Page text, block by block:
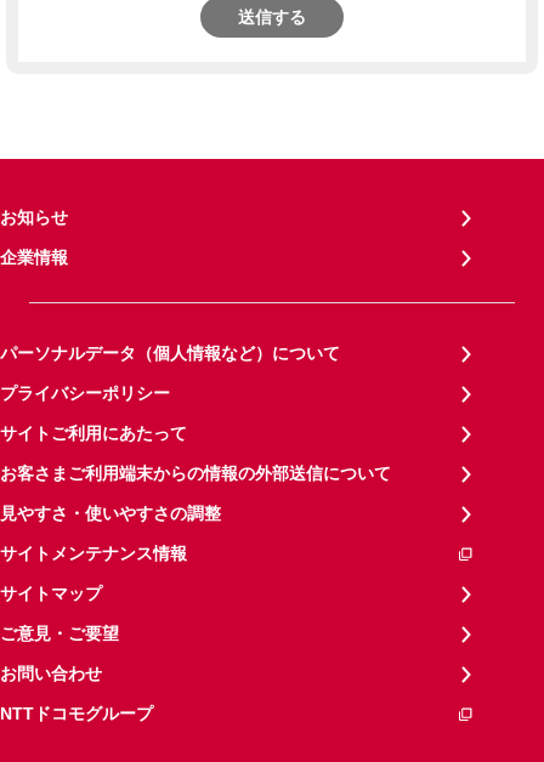
送信する
お知らせ
企業情報
パーソナルデータ（個人情報など）について
プライバシーポリシー
サイトご利用にあたって
お客さまご利用端末からの情報の外部送信について
見やすさ・使いやすさの調整
サイトメンテナンス情報
サイトマップ
ご意見・ご要望
お問い合わせ
NTTドコモグループ